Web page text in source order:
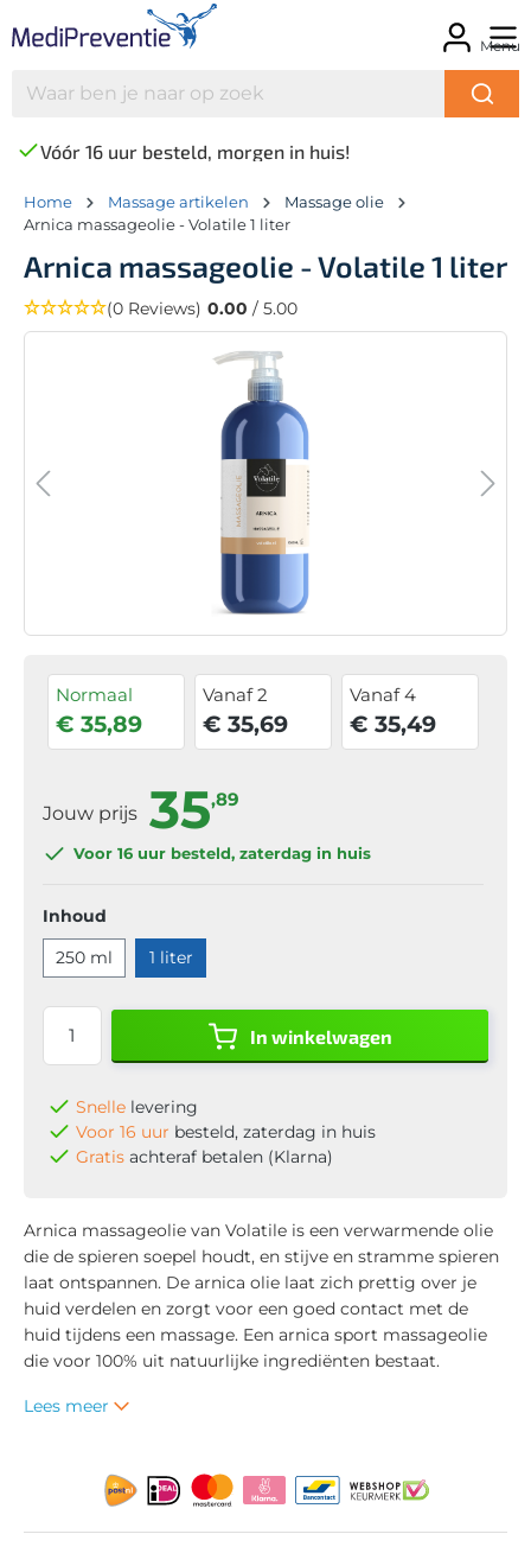
Menu
Vóór 16 uur besteld, morgen in huis!
Home Massage artikelen
Massage olie
Arnica massageolie - Volatile 1 liter
Arnica massageolie - Volatile 1 liter
(0 Reviews) 0.00 / 5.00
Normaal
€ 35,89
Vanaf 2
€ 35,69
Vanaf 4
€ 35,49
Jouw prijs 35,89
Voor 16 uur besteld, zaterdag in huis
Inhoud
250 ml
1 liter
In winkelwagen
Snelle levering
Voor 16 uur besteld, zaterdag in huis
Gratis achteraf betalen (Klarna)
Arnica massageolie van Volatile is een verwarmende olie
die de spieren soepel houdt, en stijve en stramme spieren
laat ontspannen. De arnica olie laat zich prettig over je
huid verdelen en zorgt voor een goed contact met de
huid tijdens een massage. Een arnica sport massageolie
die voor 100% uit natuurlijke ingrediënten bestaat.
Lees meer